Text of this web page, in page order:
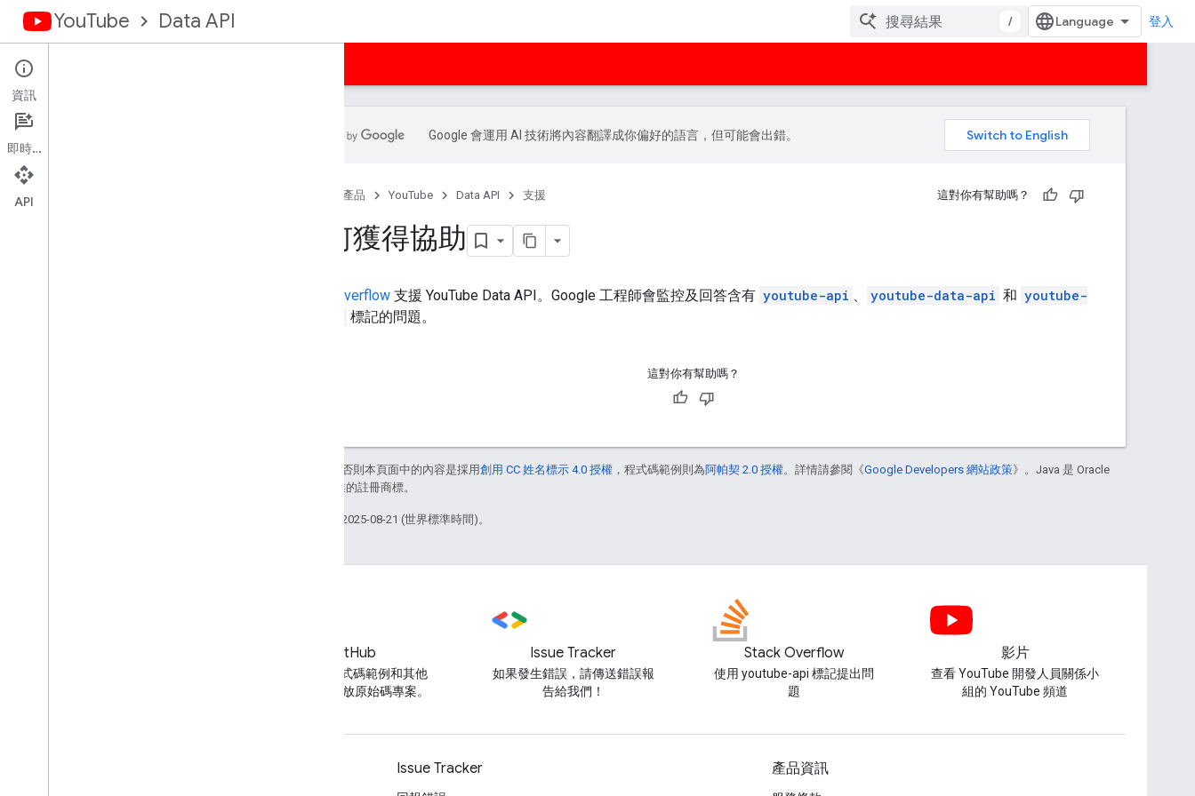
YouTube Data API / 登入
如何獲得協助
修訂記錄
Google 會運用 AI 技術將內容翻譯成你偏好的語言，但可能會出錯。
產品 YouTube Data API 支援 這對你有幫助嗎？
如何獲得協助
Stack Overflow 支援 YouTube Data API。Google 工程師會監控及回答含有 youtube-api 、 youtube-data-api 和 youtube-
標記的問題。
這對你有幫助嗎？
除非另有註明，否則本頁面中的內容是採用創用 CC 姓名標示 4.0 授權 ，程式碼範例則為阿帕契 2.0 授權。詳情請參閱《Google Developers 網站政策》。Java 是 Oracle
和/或其關聯企業的註冊商標。
上次更新時間：2025-08-21 (世界標準時間)。
GitHub
尋找 API 程式碼範例和其他
YouTube 開放原始碼專案。
Issue Tracker
如果發生錯誤，請傳送錯誤報
告給我們！
Stack Overflow
使用 youtube-api 標記提出問
題
影片
查看 YouTube 開發人員關係小
組的 YouTube 頻道
Issue Tracker 產品資訊
資訊
即時通訊
API